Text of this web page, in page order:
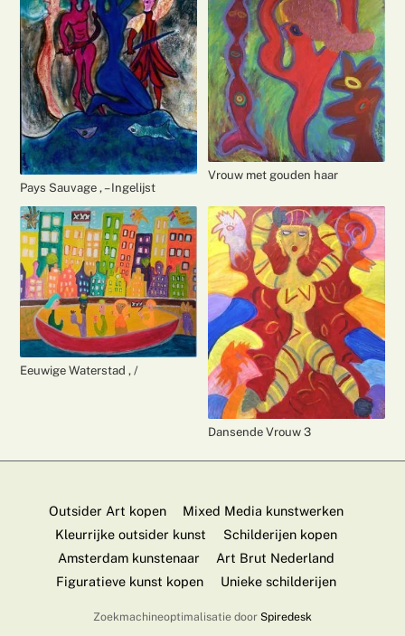
Pays Sauvage , – Ingelijst
Vrouw met gouden haar
Eeuwige Waterstad , /
Dansende Vrouw 3
Outsider Art kopen
Mixed Media kunstwerken
Kleurrijke outsider kunst
Schilderijen kopen
Amsterdam kunstenaar
Art Brut Nederland
Figuratieve kunst kopen
Unieke schilderijen
Zoekmachineoptimalisatie door Spiredesk